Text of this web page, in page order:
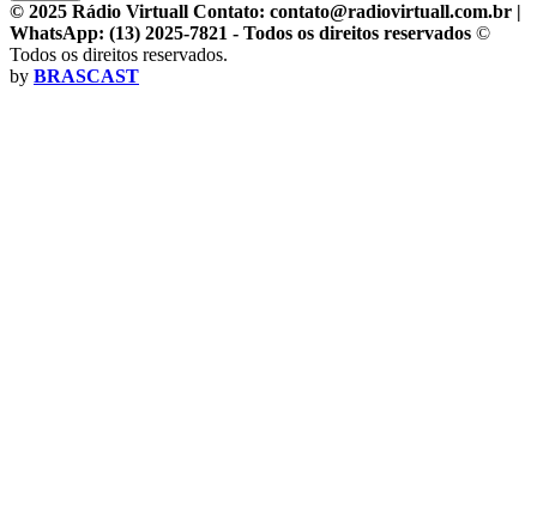
© 2025 Rádio Virtuall Contato: contato@radiovirtuall.com.br |
WhatsApp: (13) 2025-7821 - Todos os direitos reservados ©
Todos os direitos reservados.
by BRASCAST